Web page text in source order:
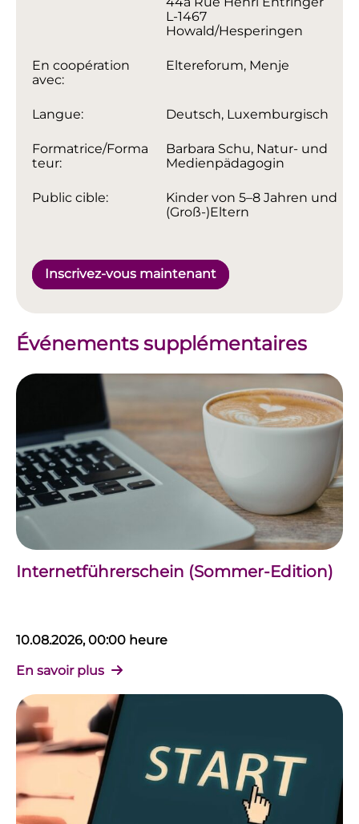
L-1467
Howald/Hesperingen
En coopération
avec:
Eltereforum, Menje
Langue: Deutsch, Luxemburgisch
Formatrice/Forma
teur:
Barbara Schu, Natur- und
Medienpädagogin
Public cible:
Kinder von 5–8 Jahren und
(Groß-)Eltern
Inscrivez-vous maintenant
Événements supplémentaires
Internetführerschein (Sommer-Edition)
10.08.2026, 00:00 heure
En savoir plus